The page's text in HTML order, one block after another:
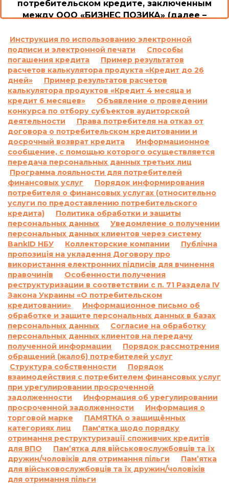
потребительском кредите, заключенным
между ООО «БИЗНЕС ПОЗИКА» (далее –
1. Возможные последствия для потребителя в
случае пользования потребительским
кредитом или невыполнение им обязанностей
согласно договору о потребительском кредите,
включая просрочку выполнения обязательств
по уплате платежей, а также размер неустойки,
процентной ставки, других платежей,
применяемых или взимаемых в случае
невыполнения обязательства по договору о
потребительском кредите:
1.1.Ответственность за просрочку
выполнения и/или невыполнение условий
договора:
По договору о предоставлении кредита по
продукту «Кредит до 26 дней»:
Согласно п. 7.5. Договора о предоставлении
кредита:
«В случае просрочки выполнения Заемщиком
денежного обязательства по уплате процентов
за пользование Кредитом и/или Комиссии и/
или суммы Кредита в определенные
Договором сроки, на основании положений
части 2 статьи 625 Гражданского кодекса
Украины Кредитодатель имеет право
требовать, а Заемщик обязан уплатить
Кредитодателю сумму задолженности с учетом
3700 (три тысячи семьсот) процентов годовых
от просроченной суммы задолженности.
Проценты годовых, указанные в настоящем
пункте выше, начисляются за каждый день
просрочки на сумму задолженности,
включающую просроченные проценты за
пользование Кредитом и/или сумму
просроченной Комиссии и/или на
просроченную сумму Кредита, и не
начисляются на ранее начисленные проценты
на основании статьи 625 Гражданского кодекса
Украины.
Кредитодатель не начисляет проценты годовых
Инструкция по использованию электронной
подписи и электронной печати
Способы
погашения кредита
Пример результатов
расчетов калькулятора продукта «Кредит до 26
дней»
Пример результатов расчетов
калькулятора продуктов «Кредит 4 месяца и
кредит 6 месяцев»
Объявление о проведении
конкурса по отбору субъектов аудиторской
деятельности
Права потребителя на отказ от
договора о потребительском кредитовании и
досрочный возврат кредита
Информационное
сообщение, с помощью которого осуществляется
передача персональных данных третьих лиц
Программа лояльности для потребителей
финансовых услуг
Порядок информирования
потребителя о финансовых услугах (относительно
услуги по предоставлению потребительского
кредита)
Политика обработки и защиты
персональных данных
Уведомление о получении
персональных данных клиентов через систему
BankID НБУ
Коллекторские компании
Публічна
пропозиція на укладення Договору про
використання електронних підписів для вчинення
правочинів
Особенности получения
реструктуризации в соответствии с п. 71 Раздела IV
Закона Украины «О потребительском
кредитовании»
Информационное письмо об
обработке и защите персональных данных в базах
персональных данных
Согласие на обработку
персональных данных клиентов на передачу
полученной информации
Порядок рассмотрения
обращений (жалоб) потребителей услуг
Структура собственности
Порядок
взаимодействия с потребителем финансовых услуг
при урегулировании просроченной
задолженности
Информация об урегулировании
просроченной задолженности
Информация о
торговой марке
ПАМЯТКА о защищённых
категориях лиц
Пам'ятка щодо порядку
отримання реструктуризації споживчих кредитів
для ВПО
Пам’ятка для військовослужбовців та їх
дружин/чоловіків для отримання пільги
Пам’ятка
для військовослужбовців та їх дружин/чоловіків
для отримання пільги